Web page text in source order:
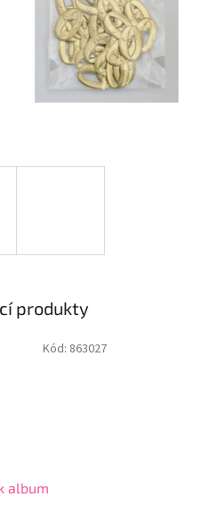
produkty
album
Kód: 863027